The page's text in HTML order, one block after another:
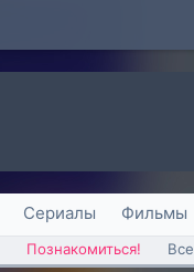
Сериалы Фильмы
Познакомиться! Все